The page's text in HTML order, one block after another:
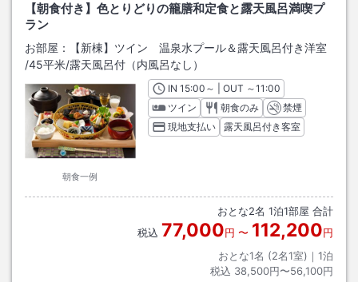
【朝食付き】色とりどりの籠膳和定食と露天風呂満喫プ
ラン
お部屋：
【新棟】ツイン 温泉水プール＆露天風呂付き洋室
/45平米/露天風呂付（内風呂なし）
朝食一例
INチェックイン
15:00 ～ | OUT チェックアウト
～11:00
ツイン
朝食のみ
禁煙
現地支払い
露天風呂付き客室
おとな2名 1泊1部屋 合計
税込 77,000円 〜 112,200円
おとな1名 (2名1室)｜ 1泊
税込 38,500円〜56,100円